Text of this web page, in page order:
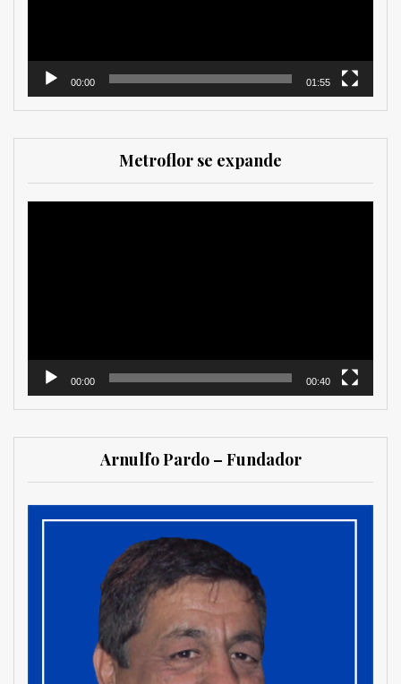
00:00 01:55
Metroflor se expande
00:00 00:40
Arnulfo Pardo – Fundador